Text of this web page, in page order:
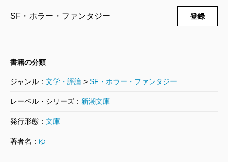
ちろん、この出来事と「プロジェクト・インソムニ
ア」で起こっている事件がどのように結びつくのか、
までの流麗なロジックである。《ユメトピア》内に設
定されたルールは先ほども記した通り非常に細かく、
かつ複雑なため、真相に到達するまでの道のりは一見
SF・ホラー・ファンタジー 登録
書籍の分類
ジャンル： 文学・評論 > SF・ホラー・ファンタジー
レーベル・シリーズ： 新潮文庫
発行形態： 文庫
著者名： ゆ